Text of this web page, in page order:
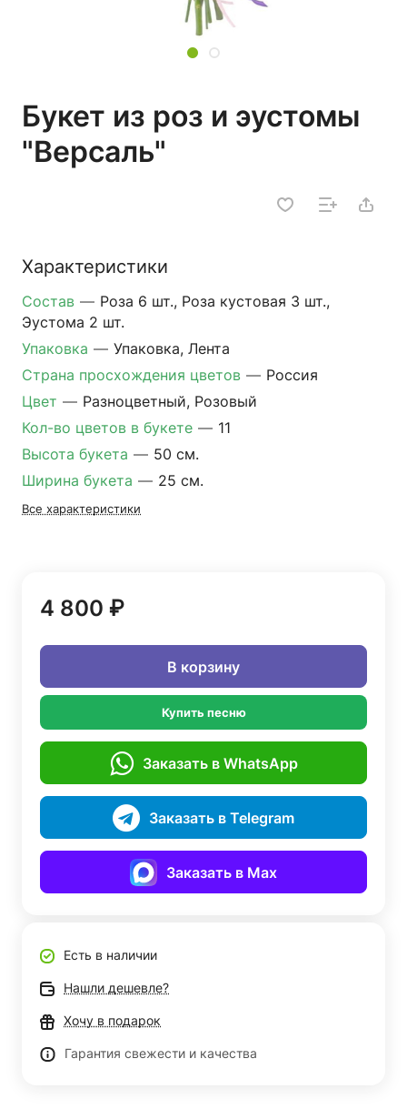
Букет из роз и эустомы
"Версаль"
Характеристики
Состав — Роза 6 шт., Роза кустовая 3 шт.,
Эустома 2 шт.
Упаковка — Упаковка, Лента
Страна просхождения цветов — Россия
Цвет — Разноцветный, Розовый
Кол-во цветов в букете — 11
Высота букета — 50 см.
Ширина букета — 25 см.
Все характеристики
4 800 ₽
В корзину
Купить песню
Заказать в WhatsApp
Заказать в Telegram
Заказать в Max
Есть в наличии
Нашли дешевле?
Хочу в подарок
Гарантия свежести и качества